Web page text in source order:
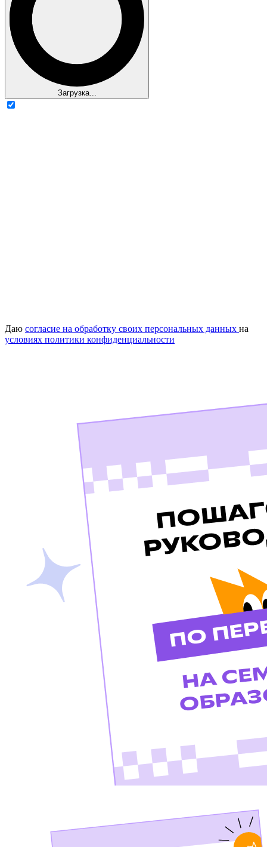
Загрузка...
Даю согласие на обработку своих персональных данных на
условиях политики конфиденциальности